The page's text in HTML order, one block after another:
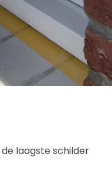
laagste schilder